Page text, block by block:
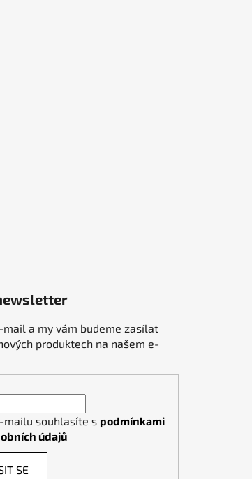
a my vám budeme zasílat
produktech na našem e-
mailu souhlasíte s podmínkami
údajů
SE